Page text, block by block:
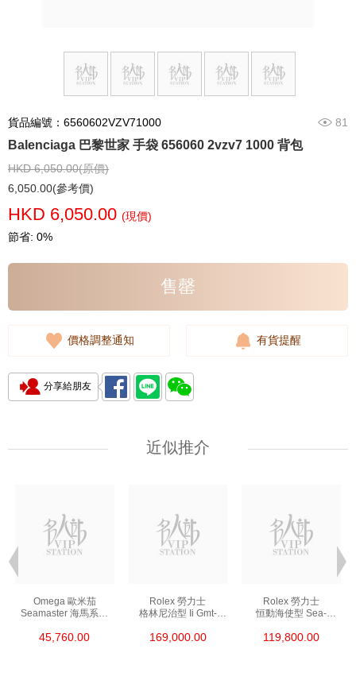
貨品編號：6560602VZV71000 81
Balenciaga 巴黎世家 手袋 656060 2vzv7 1000 背包
HKD 6,050.00(原價)
6,050.00(參考價)
HKD 6,050.00 (現價)
節省: 0%
售罄
價格調整通知 有貨提醒
分享給朋友
近似推介
Omega 歐米茄
Seamaster 海馬系列
精鋼 Nekton Edition
45,760.00
Rolex 勞力士
格林尼治型 Ii Gmt-
0002 18kt玫瑰金/鋼
169,000.00
Rolex 勞力士
恒動海使型 Sea-
精鋼 單紅
119,800.00